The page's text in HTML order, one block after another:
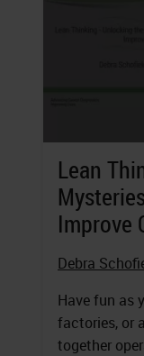
Lean
Improve
Debra
Have fun as
factories, or
together